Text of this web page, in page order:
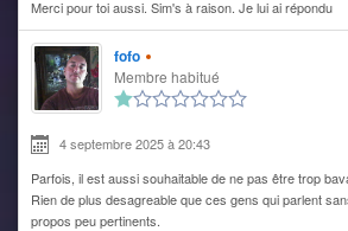
Merci pour toi aussi. Sim's à raison. Je lui ai répondu
fofo
Membre habitué
4 septembre 2025 à 20:43
Parfois, il est aussi souhaitable de ne pas être trop
Rien de plus desagreable que ces gens qui parlent
propos peu pertinents.